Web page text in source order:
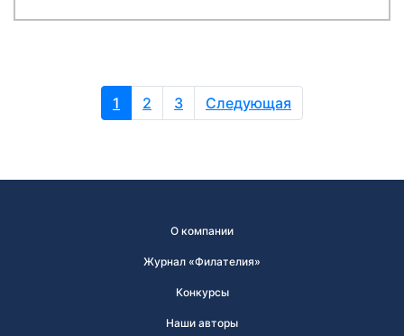
1 2 3 Следующая
О компании
Журнал «Филателия»
Конкурсы
Наши авторы